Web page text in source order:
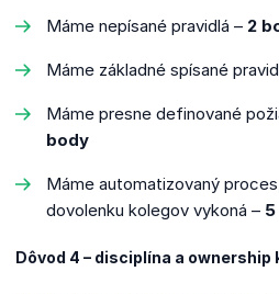
Máme nepísané pravidlá – 2
Máme základné spísané
Máme presne definované
body
Máme automatizovaný
dovolenku kolegov vykoná –
Dôvod 4 – disciplína a ownership